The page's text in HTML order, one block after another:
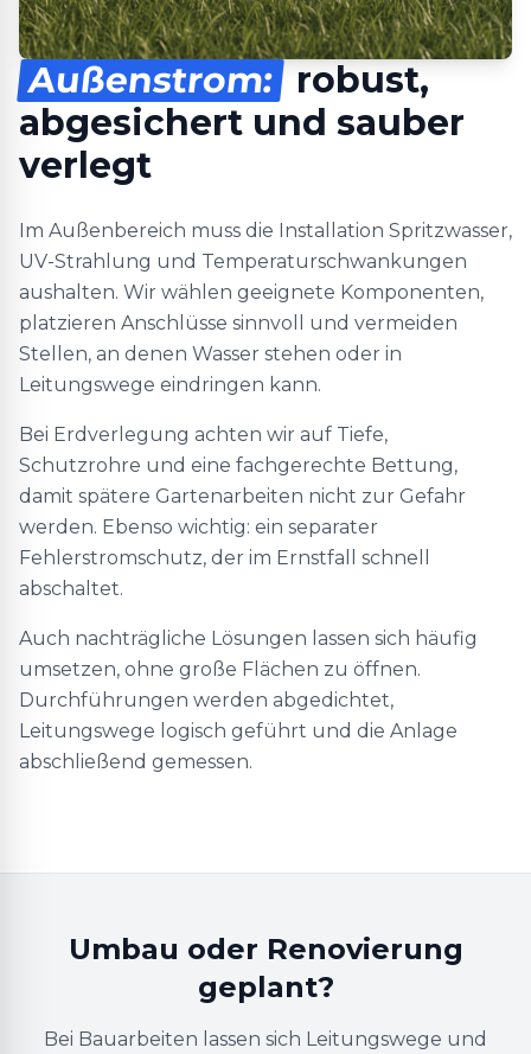
Außenstrom: robust,
abgesichert und sauber
verlegt
Im Außenbereich muss die Installation Spritzwasser,
UV-Strahlung und Temperaturschwankungen
aushalten. Wir wählen geeignete Komponenten,
platzieren Anschlüsse sinnvoll und vermeiden
Stellen, an denen Wasser stehen oder in
Leitungswege eindringen kann.
Bei Erdverlegung achten wir auf Tiefe,
Schutzrohre und eine fachgerechte Bettung,
damit spätere Gartenarbeiten nicht zur Gefahr
werden. Ebenso wichtig: ein separater
Fehlerstromschutz, der im Ernstfall schnell
abschaltet.
Auch nachträgliche Lösungen lassen sich häufig
umsetzen, ohne große Flächen zu öffnen.
Durchführungen werden abgedichtet,
Leitungswege logisch geführt und die Anlage
abschließend gemessen.
Umbau oder Renovierung
geplant?
Bei Bauarbeiten lassen sich Leitungswege und